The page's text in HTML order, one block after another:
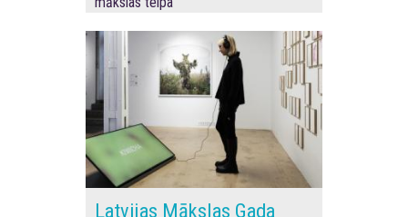
Latvijas Mākslas Gada